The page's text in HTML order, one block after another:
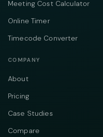
Meeting Cost Calculator
Online Timer
Timecode Converter
COMPANY
About
Pricing
Case Studies
Compare